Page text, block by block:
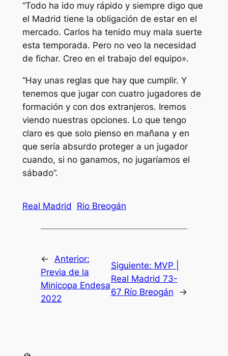
“Todo ha ido muy rápido y siempre digo que
el Madrid tiene la obligación de estar en el
mercado. Carlos ha tenido muy mala suerte
esta temporada. Pero no veo la necesidad
de fichar. Creo en el trabajo del equipo».
“Hay unas reglas que hay que cumplir. Y
tenemos que jugar con cuatro jugadores de
formación y con dos extranjeros. Iremos
viendo nuestras opciones. Lo que tengo
claro es que solo pienso en mañana y en
que sería absurdo proteger a un jugador
cuando, si no ganamos, no jugaríamos el
sábado”.
Real Madrid Rio Breogán
←
Anterior:
Previa de la
Minicopa Endesa
2022
Siguiente: MVP |
Real Madrid 73-
67 Río Breogán
→